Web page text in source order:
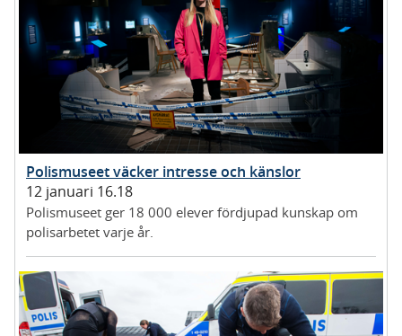
Polismuseet väcker intresse och känslor
12 januari 16.18
Polismuseet ger 18 000 elever fördjupad kunskap om
polisarbetet varje år.